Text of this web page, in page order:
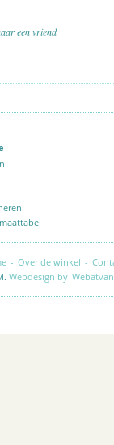
een vriend
- Over de winkel -
Webdesign by